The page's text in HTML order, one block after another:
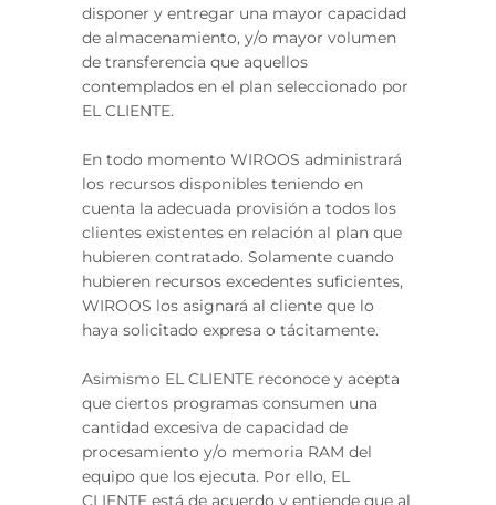
disponer y entregar una mayor capacidad
de almacenamiento, y/o mayor volumen
de transferencia que aquellos
contemplados en el plan seleccionado por
EL CLIENTE.
En todo momento WIROOS administrará
los recursos disponibles teniendo en
cuenta la adecuada provisión a todos los
clientes existentes en relación al plan que
hubieren contratado. Solamente cuando
hubieren recursos excedentes suficientes,
WIROOS los asignará al cliente que lo
haya solicitado expresa o tácitamente.
Asimismo EL CLIENTE reconoce y acepta
que ciertos programas consumen una
cantidad excesiva de capacidad de
procesamiento y/o memoria RAM del
equipo que los ejecuta. Por ello, EL
CLIENTE está de acuerdo y entiende que al